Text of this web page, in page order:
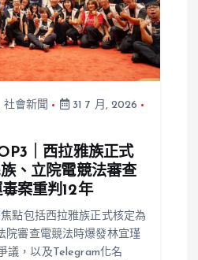
社會新聞
31 7 月, 2026
｜西拉雅族正式
、立院電競法審查
案重判12年
點包括西拉雅族正式核定為
院審查電競法時爆發林宜瑾
議，以及Telegram化名